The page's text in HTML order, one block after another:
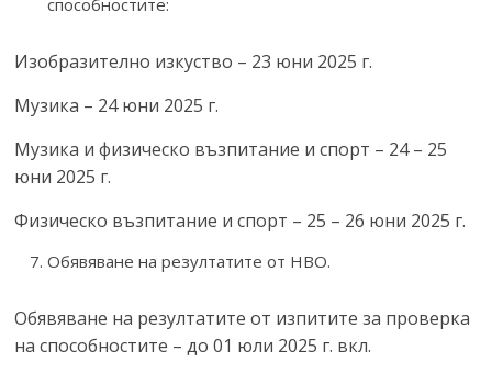
Изобразително изкуство – 23 юни 2025 г.
Музика – 24 юни 2025 г.
Музика и физическо възпитание и спорт – 24 – 25
юни 2025 г.
Физическо възпитание и спорт – 25 – 26 юни 2025 г.
Обявяване на резултатите от НВО.
Обявяване на резултатите от изпитите за проверка
на способностите – до 01 юли 2025 г. вкл.